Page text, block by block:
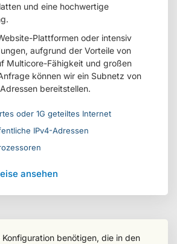
und eine hochwertige
Plattformen oder intensiv
aufgrund der Vorteile von
Multicore-Fähigkeit und großen
können wir ein Subnetz von
bereitstellen.
oder 1G geteiltes Internet
IPv4-Adressen
ansehen
Konfiguration benötigen, die in den